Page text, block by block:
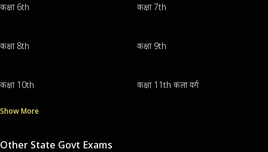
कक्षा 6th कक्षा 7th
कक्षा 8th कक्षा 9th
कक्षा 10th कक्षा 11th कला वर्ग
Show More
Other State Govt Exams